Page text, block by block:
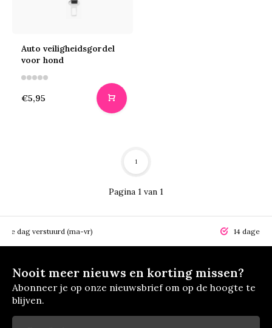
Auto veiligheidsgordel
voor hond
€5,95
Pagina 1 van 1
1
dag verstuurd (ma-vr) 14 dagen
Nooit meer nieuws en korting missen?
Abonneer je op onze nieuwsbrief om op de hoogte te
blijven.